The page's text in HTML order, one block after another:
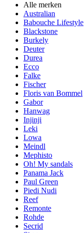
Alle merken
Australian
Babouche Lifestyle
Blackstone
Burkely
Deuter
Durea
Ecco
Falke
Fischer
Floris van Bommel
Gabor
Hanwag
Injinji
Leki
Lowa
Meindl
Mephisto
Oh! My sandals
Panama Jack
Paul Green
Piedi Nudi
Reef
Remonte
Rohde
Secrid